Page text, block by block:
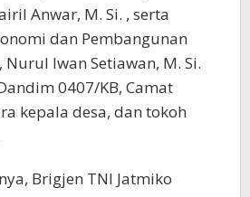
Anwar, M. Si. , serta
dan Pembangunan
Iwan Setiawan, M. Si.
0407/KB, Camat
kepala desa, dan tokoh
Brigjen TNI Jatmiko